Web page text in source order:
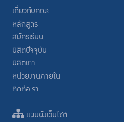
เกี่ยวกับคณะ
หลักสูตร
สมัครเรียน
นิสิตปัจจุบัน
นิสิตเก่า
หน่วยงานภายใน
ติดต่อเรา
แผนผังเว็บไซต์